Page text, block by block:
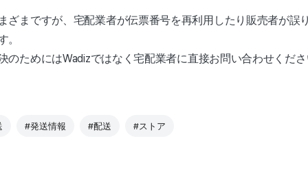
ざまですが、宅配業者が伝票番号を再利用したり販売者が誤
。
のためにはWadizではなく宅配業者に直接お問い合わせくだ
#発送情報 #配送 #ストア